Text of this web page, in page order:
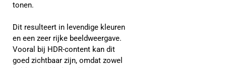
tonen.
Dit resulteert in levendige kleuren
en een zeer rijke beeldweergave.
Vooral bij HDR-content kan dit
goed zichtbaar zijn, omdat zowel